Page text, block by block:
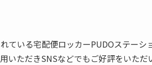
ている宅配便ロッカーPUDOステー
いただきSNSなどでもご好評をいただ